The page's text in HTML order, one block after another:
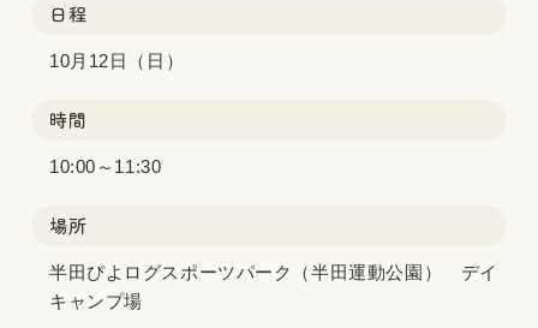
日程
10月12日（日）
時間
10:00～11:30
場所
半田ぴよログスポーツパーク（半田運動公園） デイ
キャンプ場